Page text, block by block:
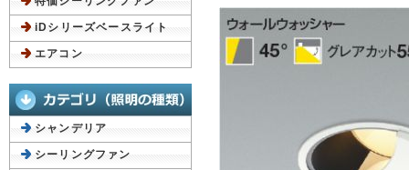
iDシリーズベースライト
エアコン
シャンデリア
シーリングファン